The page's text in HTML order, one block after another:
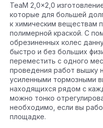
TeaM 2,0×2,0
которые для большей
к химическим веществам
полимерной краской. С
обрезиненных колес
быстро и без больших
переместить с одного
проведения работ вышку
усиленными тормозными
находящихся рядом с
можно тонко
необходимо, если вы
площадке.